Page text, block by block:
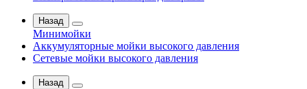
Назад
Минимойки
Аккумуляторные мойки высокого давления
Сетевые мойки высокого давления
Назад